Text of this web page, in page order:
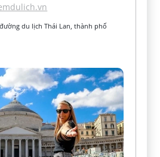
du lịch Thái Lan, thành phố